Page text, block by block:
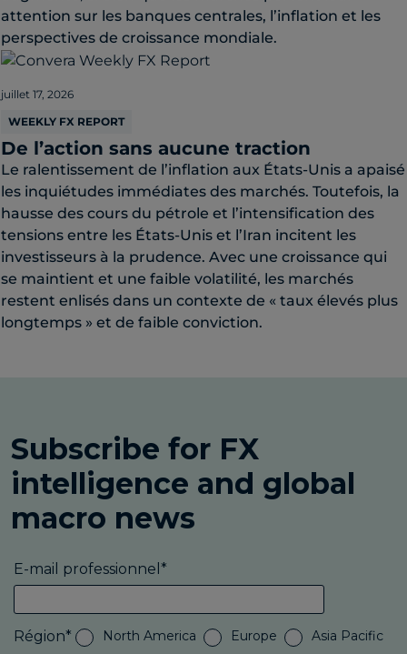
attention sur les banques centrales, l’inflation et les
perspectives de croissance mondiale.
juillet 17, 2026
WEEKLY FX REPORT
De l’action sans aucune traction
Le ralentissement de l’inflation aux États-Unis a apaisé
les inquiétudes immédiates des marchés. Toutefois, la
hausse des cours du pétrole et l’intensification des
tensions entre les États-Unis et l’Iran incitent les
investisseurs à la prudence. Avec une croissance qui
se maintient et une faible volatilité, les marchés
restent enlisés dans un contexte de « taux élevés plus
longtemps » et de faible conviction.